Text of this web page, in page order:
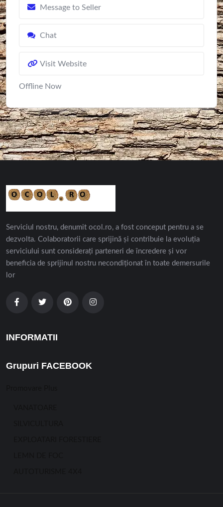
Message to Seller
Chat
Visit Website
Offline Now
Serviciul nostru, denumit ocol.ro, a fost conceput pentru a se
dezvolta. Colaboratorii care sprijină și contribuie la evoluția
serviciului sunt considerați parteneri de încredere și vor
beneficia de sprijinul nostru necondiționat în toate demersurile
lor
INFORMATII
Grupuri FACEBOOK